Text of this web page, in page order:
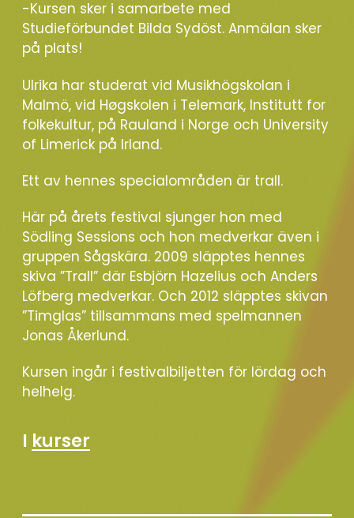
-Kursen sker i samarbete med
Studieförbundet Bilda Sydöst. Anmälan sker
på plats!
Ulrika har studerat vid Musikhögskolan i
Malmö, vid Høgskolen i Telemark, Institutt for
folkekultur, på Rauland i Norge och University
of Limerick på Irland.
Ett av hennes specialområden är trall.
Här på årets festival sjunger hon med
Södling Sessions och hon medverkar även i
gruppen Sågskära. 2009 släpptes hennes
skiva ”Trall” där Esbjörn Hazelius och Anders
Löfberg medverkar. Och 2012 släpptes skivan
”Timglas” tillsammans med spelmannen
Jonas Åkerlund.
Kursen ingår i festivalbiljetten för lördag och
helhelg.
I kurser